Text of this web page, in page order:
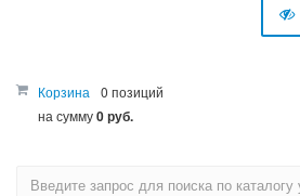
Корзина
0 позиций
на сумму0 руб.